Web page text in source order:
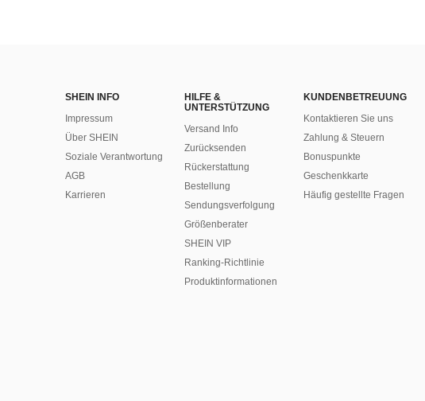
SHEIN INFO
Impressum
Über SHEIN
Soziale Verantwortung
AGB
Karrieren
HILFE &
UNTERSTÜTZUNG
Versand Info
Zurücksenden
Rückerstattung
Bestellung
Sendungsverfolgung
Größenberater
SHEIN VIP
Ranking-Richtlinie
​Produktinformationen
KUNDENBETREUUNG
Kontaktieren Sie uns
Zahlung & Steuern
Bonuspunkte
Geschenkkarte
Häufig gestellte Fragen